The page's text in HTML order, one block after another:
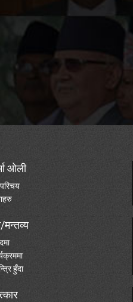
ओली
परिचय
मन्तव्य
हुँदा